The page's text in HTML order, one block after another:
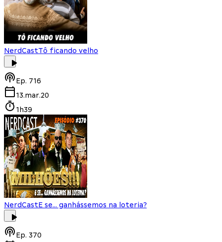
NerdCastTô ficando velho
Ep. 716
13.mar.20
1h39
NerdCastE se... ganhássemos na loteria?
Ep. 370